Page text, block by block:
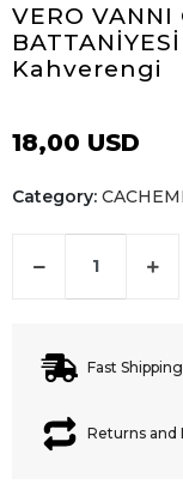
VERO VANNI
Kahverengi
18,00 USD
Category:
Fast Shipping
Returns and